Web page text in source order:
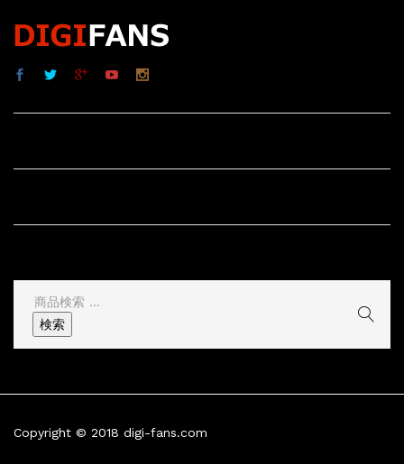
検
索
結
検索
Copyright © 2018 digi-fans.com